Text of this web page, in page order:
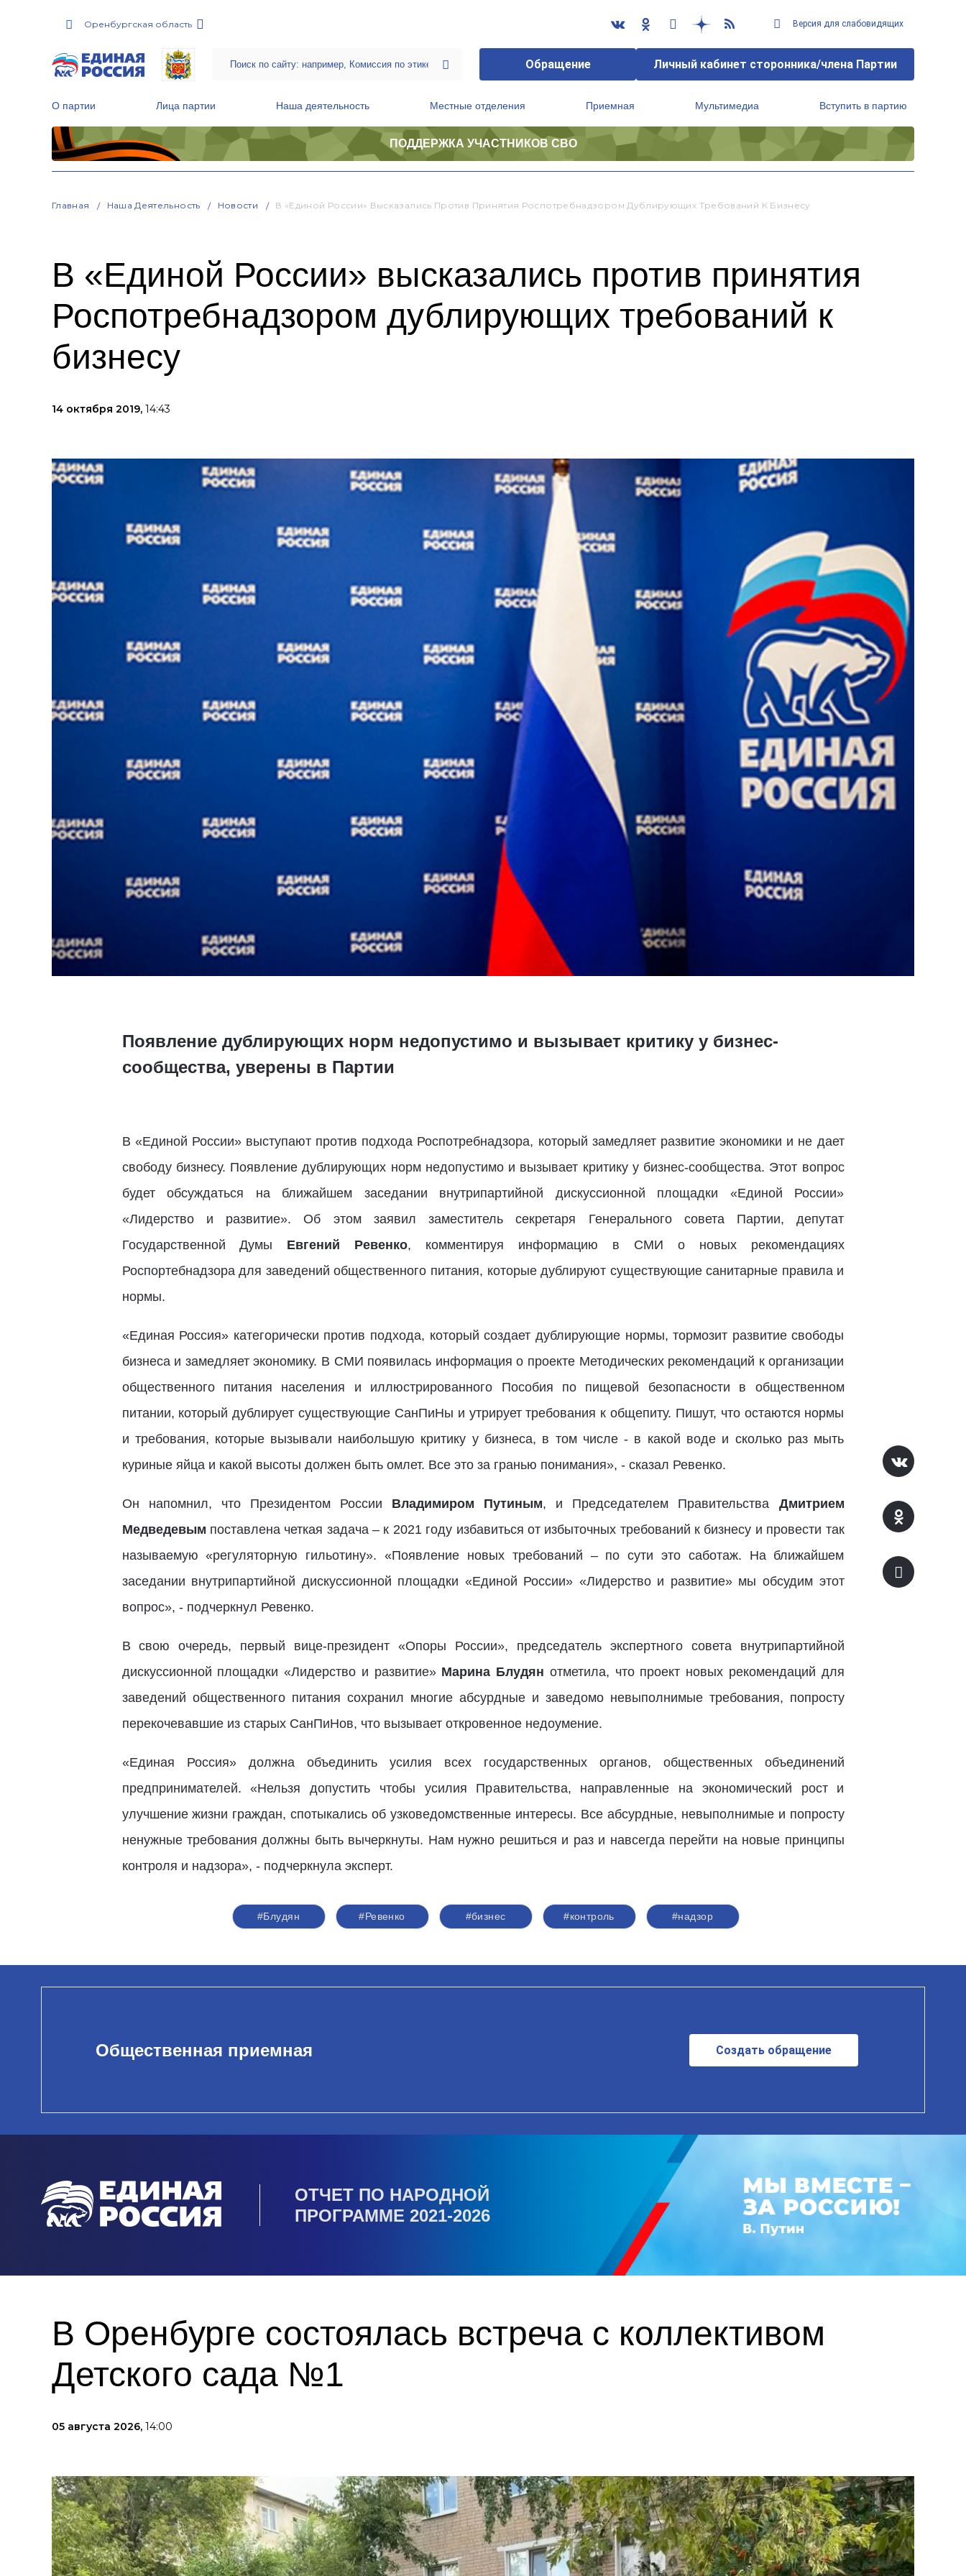
Оренбургская область Версия для слабовидящих
Обращение Личный кабинет сторонника/члена Партии
О партии Лица партии Наша деятельность Местные отделения Приемная Мультимедиа Вступить в партию
ПОДДЕРЖКА УЧАСТНИКОВ СВО
Главная Наша Деятельность Новости В «Единой России» Высказались Против Принятия Роспотребнадзором Дублирующих Требований К Бизнесу
В «Единой России» высказались против принятия
Роспотребнадзором дублирующих требований к
бизнесу
14 октября 2019, 14:43
Появление дублирующих норм недопустимо и вызывает критику у бизнес-
сообщества, уверены в Партии
В «Единой России» выступают против подхода Роспотребнадзора, который замедляет развитие экономики и не дает
свободу бизнесу. Появление дублирующих норм недопустимо и вызывает критику у бизнес-сообщества. Этот вопрос
будет обсуждаться на ближайшем заседании внутрипартийной дискуссионной площадки «Единой России»
«Лидерство и развитие». Об этом заявил заместитель секретаря Генерального совета Партии, депутат
Государственной Думы Евгений Ревенко, комментируя информацию в СМИ о новых рекомендациях
Роспортебнадзора для заведений общественного питания, которые дублируют существующие санитарные правила и
нормы.
«Единая Россия» категорически против подхода, который создает дублирующие нормы, тормозит развитие свободы
бизнеса и замедляет экономику. В СМИ появилась информация о проекте Методических рекомендаций к организации
общественного питания населения и иллюстрированного Пособия по пищевой безопасности в общественном
питании, который дублирует существующие СанПиНы и утрирует требования к общепиту. Пишут, что остаются нормы
и требования, которые вызывали наибольшую критику у бизнеса, в том числе - в какой воде и сколько раз мыть
куриные яйца и какой высоты должен быть омлет. Все это за гранью понимания», - сказал Ревенко.
Он напомнил, что Президентом России Владимиром Путиным, и Председателем Правительства Дмитрием
Медведевым поставлена четкая задача – к 2021 году избавиться от избыточных требований к бизнесу и провести так
называемую «регуляторную гильотину». «Появление новых требований – по сути это саботаж. На ближайшем
заседании внутрипартийной дискуссионной площадки «Единой России» «Лидерство и развитие» мы обсудим этот
вопрос», - подчеркнул Ревенко.
В свою очередь, первый вице-президент «Опоры России», председатель экспертного совета внутрипартийной
дискуссионной площадки «Лидерство и развитие» Марина Блудян отметила, что проект новых рекомендаций для
заведений общественного питания сохранил многие абсурдные и заведомо невыполнимые требования, попросту
перекочевавшие из старых СанПиНов, что вызывает откровенное недоумение.
«Единая Россия» должна объединить усилия всех государственных органов, общественных объединений
предпринимателей. «Нельзя допустить чтобы усилия Правительства, направленные на экономический рост и
улучшение жизни граждан, спотыкались об узковедомственные интересы. Все абсурдные, невыполнимые и попросту
ненужные требования должны быть вычеркнуты. Нам нужно решиться и раз и навсегда перейти на новые принципы
контроля и надзора», - подчеркнула эксперт.
#Блудян #Ревенко #бизнес #контроль #надзор
Общественная приемная Создать обращение
ОТЧЕТ ПО НАРОДНОЙ
ПРОГРАММЕ 2021-2026
В Оренбурге состоялась встреча с коллективом
Детского сада №1
05 августа 2026, 14:00